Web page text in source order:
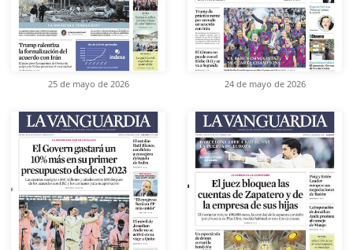
25 de mayo de 2026 24 de mayo de 2026